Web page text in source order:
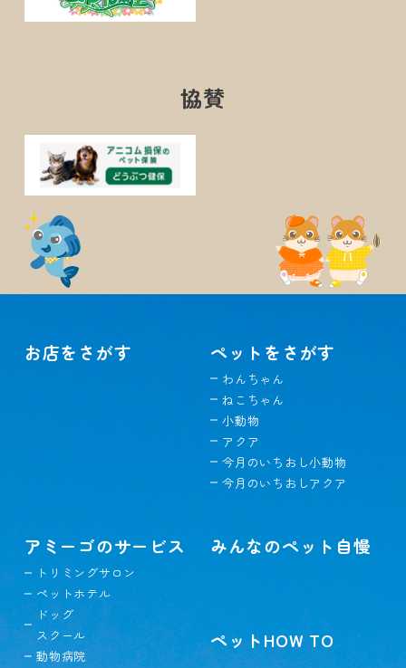
協賛
お店をさがす ペットをさがす
わんちゃん
ねこちゃん
小動物
アクア
今月のいちおし小動物
今月のいちおしアクア
アミーゴのサービス
トリミングサロン
ペットホテル
ドッグ
スクール
動物病院
みんなのペット自慢
ペットHOW TO